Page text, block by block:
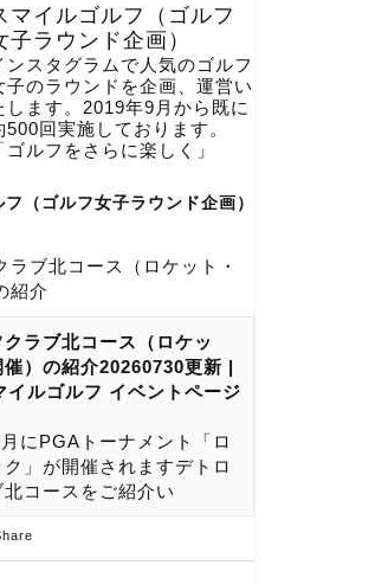
マイルゴルフ（ゴルフ
子ラウンド企画）
ンスタグラムで人気のゴルフ
子のラウンドを企画、運営い
します。2019年9月から既に
500回実施しております。
ゴルフをさらに楽しく」
（ゴルフ女子ラウンド企画）
ラブ北コース（ロケット・
紹介
ラブ北コース（ロケッ
催）の紹介20260730更新 |
イルゴルフ イベントページ
にPGAトーナメント「ロ
」が開催されますデトロ
コースをご紹介い